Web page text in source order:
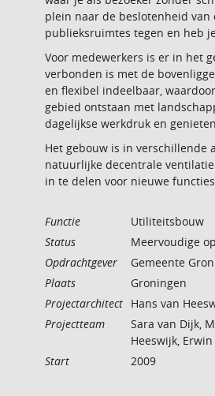
plein naar de beslotenheid van
publieksruimtes tegen en heb
Voor medewerkers is er in het
verbonden is met de
en flexibel indeelbaar,
gebied ontstaan met
dagelijkse werkdruk en
Het gebouw is in verschillende
natuurlijke decentrale
in te delen voor nieuwe
Functie
Utiliteitsbouw
Status
Meervoudige
Opdrachtgever
Gemeente
Plaats
Groningen
Projectarchitect Hans van
Projectteam
Sara van Dijk,
Heeswijk,
Start
2009